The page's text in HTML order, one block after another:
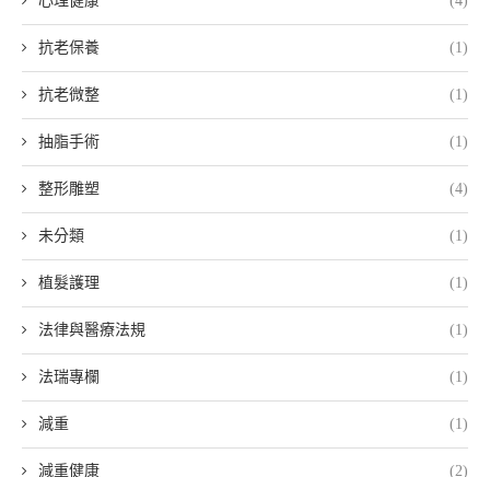
抗老保養 (1)
抗老微整 (1)
抽脂手術 (1)
整形雕塑 (4)
未分類 (1)
植髮護理 (1)
法律與醫療法規 (1)
法瑞專欄 (1)
減重 (1)
減重健康 (2)